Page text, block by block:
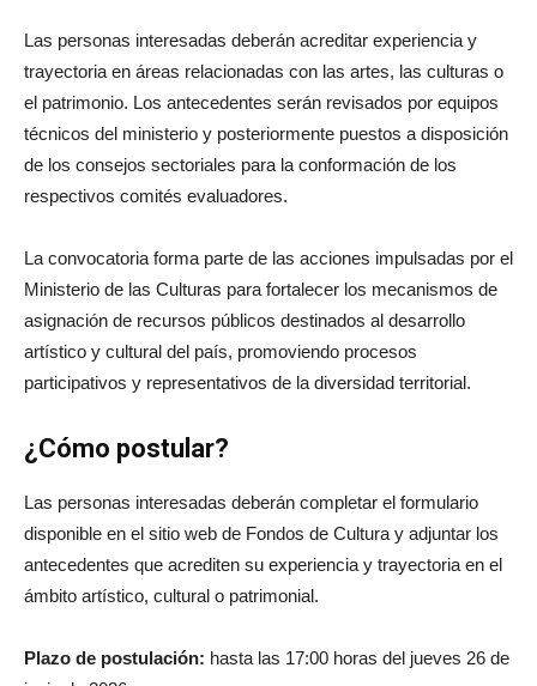
Las personas interesadas deberán acreditar experiencia y
trayectoria en áreas relacionadas con las artes, las culturas o
el patrimonio. Los antecedentes serán revisados por equipos
técnicos del ministerio y posteriormente puestos a disposición
de los consejos sectoriales para la conformación de los
respectivos comités evaluadores.
La convocatoria forma parte de las acciones impulsadas por el
Ministerio de las Culturas para fortalecer los mecanismos de
asignación de recursos públicos destinados al desarrollo
artístico y cultural del país, promoviendo procesos
participativos y representativos de la diversidad territorial.
¿Cómo postular?
Las personas interesadas deberán completar el formulario
disponible en el sitio web de Fondos de Cultura y adjuntar los
antecedentes que acrediten su experiencia y trayectoria en el
ámbito artístico, cultural o patrimonial.
Plazo de postulación: hasta las 17:00 horas del jueves 26 de